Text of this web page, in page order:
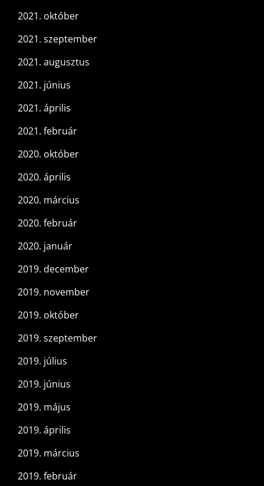
2021. október
2021. szeptember
2021. augusztus
2021. június
2021. április
2021. február
2020. október
2020. április
2020. március
2020. február
2020. január
2019. december
2019. november
2019. október
2019. szeptember
2019. július
2019. június
2019. május
2019. április
2019. március
2019. február